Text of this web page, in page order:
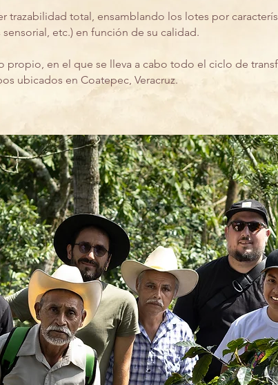
trazabilidad total, ensamblando los lotes por
etc.) en función de su calidad.
propio, en el que se lleva a cabo todo el ciclo de
ubicados en Coatepec, Veracruz.